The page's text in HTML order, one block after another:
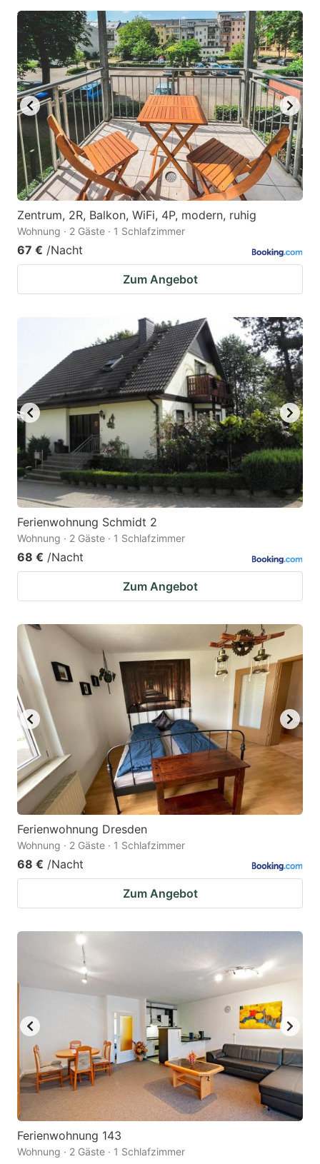
Zentrum, 2R, Balkon, WiFi, 4P, modern, ruhig
Wohnung · 2 Gäste · 1 Schlafzimmer
67 € /Nacht
Zum Angebot
Ferienwohnung Schmidt 2
Wohnung · 2 Gäste · 1 Schlafzimmer
68 € /Nacht
Zum Angebot
Ferienwohnung Dresden
Wohnung · 2 Gäste · 1 Schlafzimmer
68 € /Nacht
Zum Angebot
Ferienwohnung 143
Wohnung · 2 Gäste · 1 Schlafzimmer